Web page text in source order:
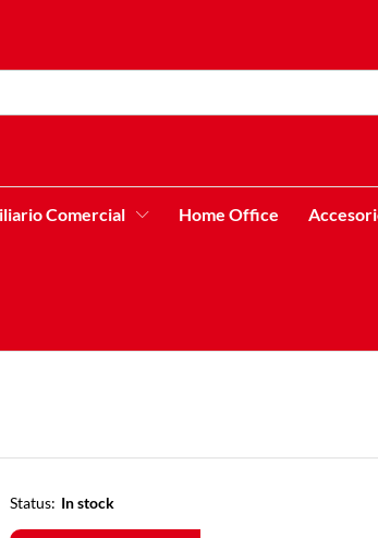
Comercial Home Office
Status: In stock